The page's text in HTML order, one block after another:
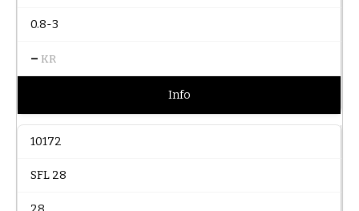
0.8-3
– KR
Info
10172
SFL 28